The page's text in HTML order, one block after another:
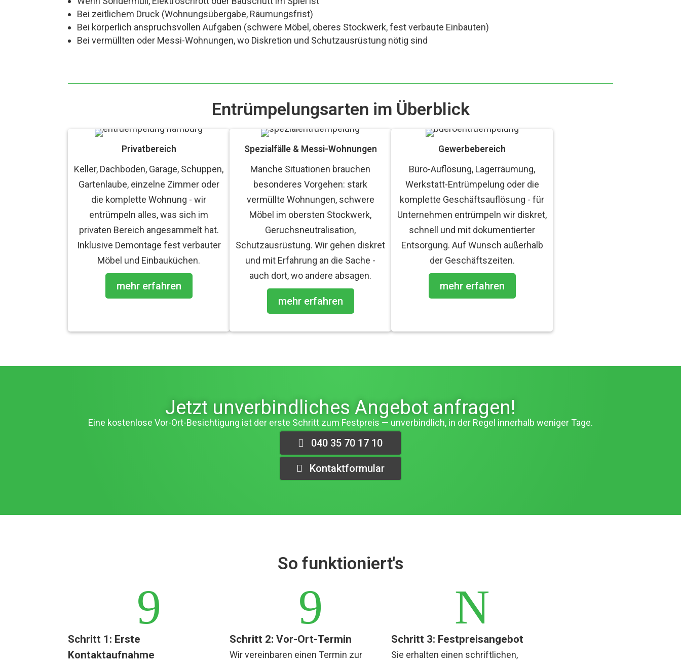
Bei zeitlichem Druck (Wohnungsübergabe, Räumungsfrist)
Bei körperlich anspruchsvollen Aufgaben (schwere Möbel, oberes Stockwerk, fest verbaute Einbauten)
Bei vermüllten oder Messi-Wohnungen, wo Diskretion und Schutzausrüstung nötig sind
Entrümpelungsarten im Überblick
Privatbereich
Keller, Dachboden, Garage, Schuppen,
Gartenlaube, einzelne Zimmer oder
die komplette Wohnung - wir
entrümpeln alles, was sich im
privaten Bereich angesammelt hat.
Inklusive Demontage fest verbauter
Möbel und Einbauküchen.
mehr erfahren
Spezialfälle & Messi-Wohnungen
Manche Situationen brauchen
besonderes Vorgehen: stark
vermüllte Wohnungen, schwere
Möbel im obersten Stockwerk,
Geruchsneutralisation,
Schutzausrüstung. Wir gehen diskret
und mit Erfahrung an die Sache -
auch dort, wo andere absagen.
mehr erfahren
Gewerbebereich
Büro-Auflösung, Lagerräumung,
Werkstatt-Entrümpelung oder die
komplette Geschäftsauflösung - für
Unternehmen entrümpeln wir diskret,
schnell und mit dokumentierter
Entsorgung. Auf Wunsch außerhalb
der Geschäftszeiten.
mehr erfahren
Jetzt unverbindliches Angebot anfragen!
Eine kostenlose Vor-Ort-Besichtigung ist der erste Schritt zum Festpreis — unverbindlich, in der Regel innerhalb weniger Tage.
040 35 70 17 10
Kontaktformular
So funktioniert's
9
Schritt 1: Erste
Kontaktaufnahme
9
Schritt 2: Vor-Ort-Termin
Wir vereinbaren einen Termin zur
N
Schritt 3: Festpreisangebot
Sie erhalten einen schriftlichen,